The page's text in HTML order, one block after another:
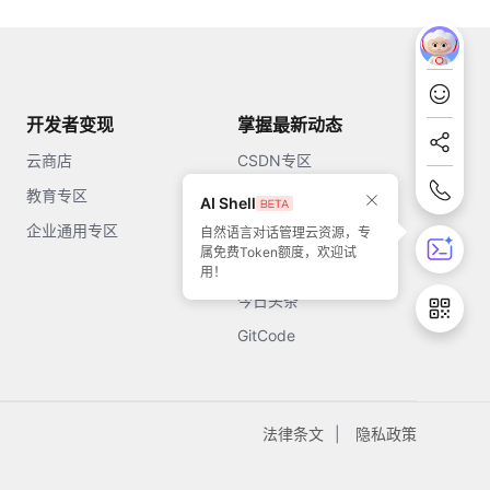
AI Shell
自然语言对话管理云资源，专
属免费Token额度，欢迎试
用！
开发者变现
云商店
教育专区
企业通用专区
掌握最新动态
CSDN专区
知乎
开源中国
今日头条
GitCode
法律条文 隐私政策